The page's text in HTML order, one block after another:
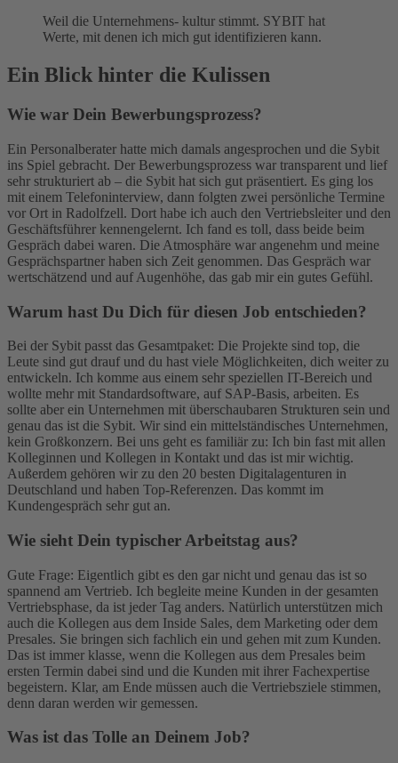
Weil die Unternehmens- kultur stimmt. SYBIT hat
Werte, mit denen ich mich gut identifizieren kann.
Ein Blick hinter die Kulissen
Wie war Dein Bewerbungsprozess?
Ein Personalberater hatte mich damals angesprochen und die Sybit
ins Spiel gebracht. Der Bewerbungsprozess war transparent und lief
sehr strukturiert ab – die Sybit hat sich gut präsentiert. Es ging los
mit einem Telefoninterview, dann folgten zwei persönliche Termine
vor Ort in Radolfzell. Dort habe ich auch den Vertriebsleiter und den
Geschäftsführer kennengelernt. Ich fand es toll, dass beide beim
Gespräch dabei waren. Die Atmosphäre war angenehm und meine
Gesprächspartner haben sich Zeit genommen. Das Gespräch war
wertschätzend und auf Augenhöhe, das gab mir ein gutes Gefühl.
Warum hast Du Dich für diesen Job entschieden?
Bei der Sybit passt das Gesamtpaket: Die Projekte sind top, die
Leute sind gut drauf und du hast viele Möglichkeiten, dich weiter zu
entwickeln. Ich komme aus einem sehr speziellen IT-Bereich und
wollte mehr mit Standardsoftware, auf SAP-Basis, arbeiten. Es
sollte aber ein Unternehmen mit überschaubaren Strukturen sein und
genau das ist die Sybit. Wir sind ein mittelständisches Unternehmen,
kein Großkonzern. Bei uns geht es familiär zu: Ich bin fast mit allen
Kolleginnen und Kollegen in Kontakt und das ist mir wichtig.
Außerdem gehören wir zu den 20 besten Digitalagenturen in
Deutschland und haben Top-Referenzen. Das kommt im
Kundengespräch sehr gut an.
Wie sieht Dein typischer Arbeitstag aus?
Gute Frage: Eigentlich gibt es den gar nicht und genau das ist so
spannend am Vertrieb. Ich begleite meine Kunden in der gesamten
Vertriebsphase, da ist jeder Tag anders. Natürlich unterstützen mich
auch die Kollegen aus dem Inside Sales, dem Marketing oder dem
Presales. Sie bringen sich fachlich ein und gehen mit zum Kunden.
Das ist immer klasse, wenn die Kollegen aus dem Presales beim
ersten Termin dabei sind und die Kunden mit ihrer Fachexpertise
begeistern. Klar, am Ende müssen auch die Vertriebsziele stimmen,
denn daran werden wir gemessen.
Was ist das Tolle an Deinem Job?